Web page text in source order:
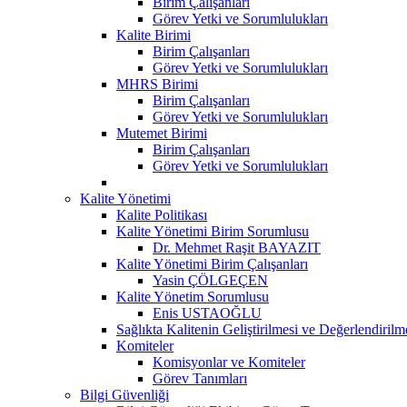
Görev Yetki ve Sorumlulukları
Kalite Birimi
Birim Çalışanları
Görev Yetki ve Sorumlulukları
MHRS Birimi
Birim Çalışanları
Görev Yetki ve Sorumlulukları
Mutemet Birimi
Birim Çalışanları
Görev Yetki ve Sorumlulukları
Kalite Yönetimi
Kalite Politikası
Kalite Yönetimi Birim Sorumlusu
Dr. Mehmet Raşit BAYAZIT
Kalite Yönetimi Birim Çalışanları
Yasin ÇÖLGEÇEN
Kalite Yönetim Sorumlusu
Enis USTAOĞLU
Sağlıkta Kalitenin Geliştirilmesi ve
Komiteler
Komisyonlar ve Komiteler
Görev Tanımları
Bilgi Güvenliği